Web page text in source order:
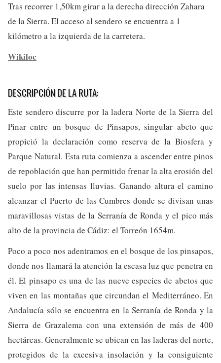
Tras recorrer 1,50km girar a la derecha dirección Zahara
de la Sierra. El acceso al sendero se encuentra a 1
kilómetro a la izquierda de la carretera.
Wikiloc
DESCRIPCIÓN DE LA RUTA:
Este sendero discurre por la ladera Norte de la Sierra del
Pinar entre un bosque de Pinsapos, singular abeto que
propició la declaración como reserva de la Biosfera y
Parque Natural. Esta ruta comienza a ascender entre pinos
de repoblación que han permitido frenar la alta erosión del
suelo por las intensas lluvias. Ganando altura el camino
alcanzar el Puerto de las Cumbres donde se divisan unas
maravillosas vistas de la Serranía de Ronda y el pico más
alto de la provincia de Cádiz: el Torreón 1654m.
Poco a poco nos adentramos en el bosque de los pinsapos,
donde nos llamará la atención la escasa luz que penetra en
él. El pinsapo es una de las nueve especies de abetos que
viven en las montañas que circundan el Mediterráneo. En
Andalucía sólo se encuentra en la Serranía de Ronda y la
Sierra de Grazalema con una extensión de más de 400
hectáreas. Generalmente se ubican en las laderas del norte,
protegidos de la excesiva insolación y la consiguiente